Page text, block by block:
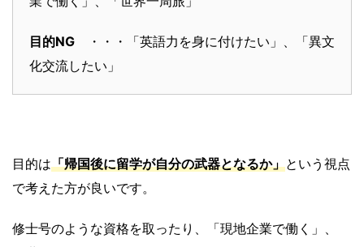
目的NG ・・・「英語力を身に付けたい」、「異文
化交流したい」
目的は「帰国後に留学が自分の武器となるか」という視点
で考えた方が良いです。
修士号のような資格を取ったり、「現地企業で働く」、